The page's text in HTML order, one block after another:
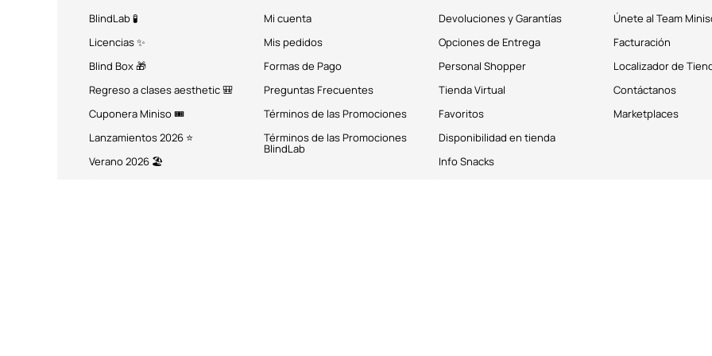
BlindLab 🧪
Licencias ✨
Blind Box 🎁
Regreso a clases aesthetic 🎒
Cuponera Miniso 🎟️
Lanzamientos 2026 ⭐
Verano 2026 🏖️
Mi cuenta
Mis pedidos
Formas de Pago
Preguntas Frecuentes
Términos de las Promociones
Términos de las Promociones
BlindLab
Devoluciones y Garantías
Opciones de Entrega
Personal Shopper
Tienda Virtual
Favoritos
Disponibilidad en tienda
Info Snacks
Únete al Team
Facturación
Localizador de
Contáctanos
Marketplaces